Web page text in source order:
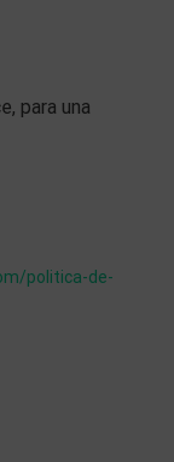
para una
politica-de-